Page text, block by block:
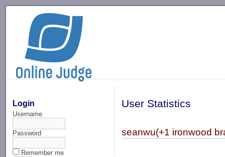
Login
Username
Password
Remember me
User Statistics
seanwu(+1 ironwood